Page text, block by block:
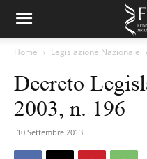
Home Legislazione Nazionale
Decreto
2003, n. 196
10 Settembre 2013